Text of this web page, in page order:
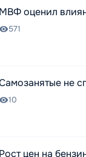
МВФ оценил
571
не
10
Рост цен на